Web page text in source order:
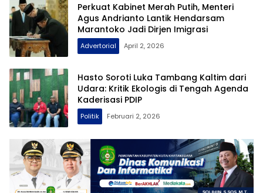
Perkuat Kabinet Merah Putih, Menteri
Agus Andrianto Lantik Hendarsam
Marantoko Jadi Dirjen Imigrasi
Advertorial April 2, 2026
Hasto Soroti Luka Tambang Kaltim dari
Udara: Kritik Ekologis di Tengah Agenda
Kaderisasi PDIP
Politik Februari 2, 2026